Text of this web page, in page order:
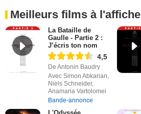
Meilleurs films à l'affiche
La Bataille de
Gaulle - Partie 2 :
J’écris ton nom
4,5
De Antonin Baudry
Avec Simon Abkarian,
Niels Schneider,
Anamaria Vartolomei
Bande-annonce